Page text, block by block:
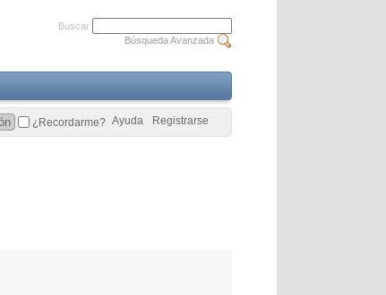
Buscar
Búsqueda Avanzada
Registrarse
Ayuda
¿Recordarme?